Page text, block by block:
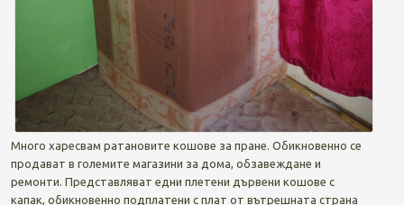
Много харесвам ратановите кошове за пране. Обикновенно се
продават в големите магазини за дома, обзавеждане и
ремонти. Представляват едни плетени дървени кошове с
капак, обикновенно подплатени с плат от вътрешната страна